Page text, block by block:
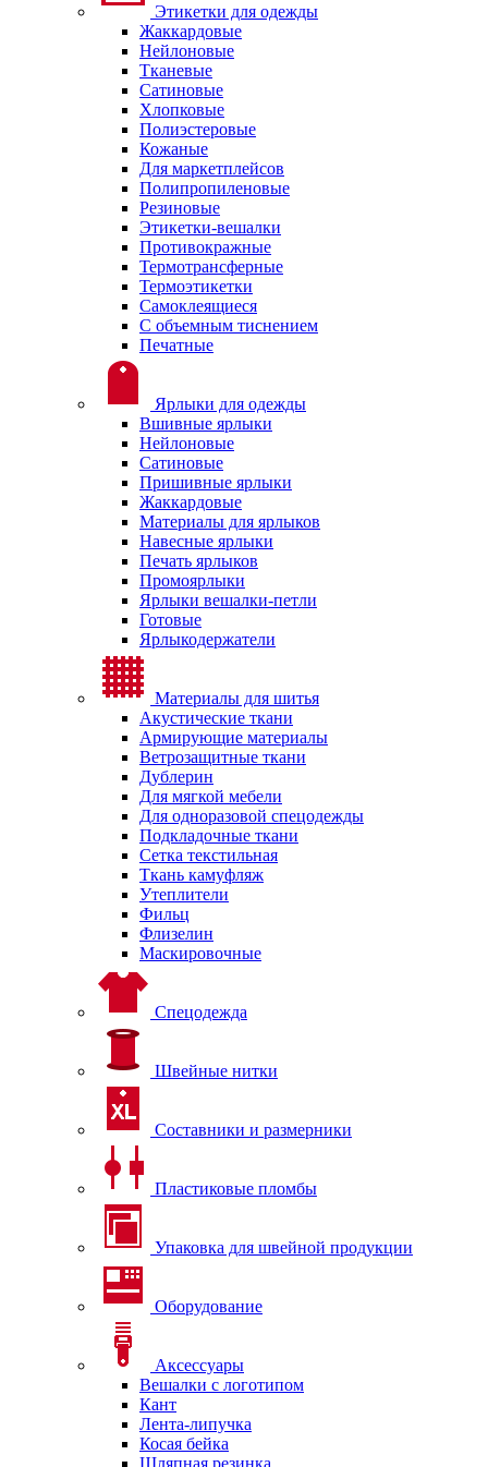
Этикетки для одежды
Жаккардовые
Нейлоновые
Тканевые
Сатиновые
Хлопковые
Полиэстеровые
Кожаные
Для маркетплейсов
Полипропиленовые
Резиновые
Этикетки-вешалки
Противокражные
Термотрансферные
Термоэтикетки
Самоклеящиеся
С объемным тиснением
Печатные
Ярлыки для одежды
Вшивные ярлыки
Нейлоновые
Сатиновые
Пришивные ярлыки
Жаккардовые
Материалы для ярлыков
Навесные ярлыки
Печать ярлыков
Промоярлыки
Ярлыки вешалки-петли
Готовые
Ярлыкодержатели
Материалы для шитья
Акустические ткани
Армирующие материалы
Ветрозащитные ткани
Дублерин
Для мягкой мебели
Для одноразовой спецодежды
Подкладочные ткани
Сетка текстильная
Ткань камуфляж
Утеплители
Фильц
Флизелин
Маскировочные
Спецодежда
Швейные нитки
Составники и размерники
Пластиковые пломбы
Упаковка для швейной продукции
Оборудование
Аксессуары
Вешалки с логотипом
Кант
Лента-липучка
Косая бейка
Шляпная резинка